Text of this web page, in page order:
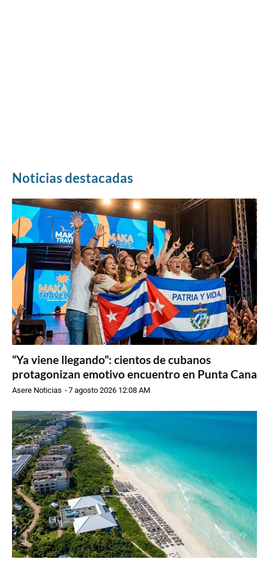
Noticias destacadas
“Ya viene llegando”: cientos de cubanos
protagonizan emotivo encuentro en Punta Cana
Asere Noticias -7 agosto 2026 12:08 AM